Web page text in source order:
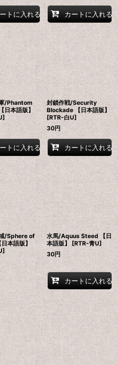
トに入れる カートに入れる
/Phantom
日本語版】
トに入れる
封鎖作戦/Security
Blockade 【日本語版】
[RTR-白U]
30円
カートに入れる
/Sphere of
本語版】
水馬/Aquus Steed 【日
本語版】 [RTR-青U]
30円
カートに入れる